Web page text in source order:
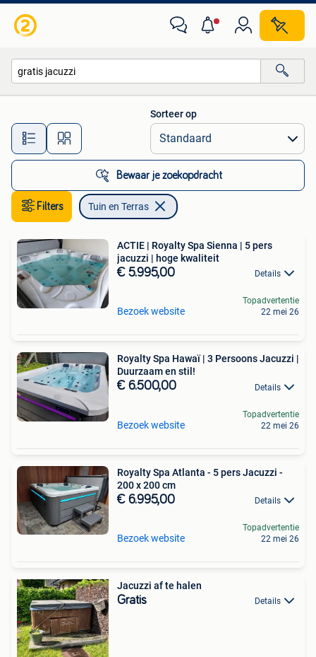
Alle afstanden…
Sorteer op
Bewaar je zoekopdracht
Filters Tuin en Terras
ACTIE | Royalty Spa Sienna | 5 pers
jacuzzi | hoge kwaliteit
€ 5.995,00 Details
Bezoek website
Topadvertentie
22 mei 26
Royalty Spa Hawaï | 3 Persoons Jacuzzi |
Duurzaam en stil!
€ 6.500,00 Details
Bezoek website
Topadvertentie
22 mei 26
Royalty Spa Atlanta - 5 pers Jacuzzi -
200 x 200 cm
€ 6.995,00 Details
Bezoek website
Topadvertentie
22 mei 26
Jacuzzi af te halen
Gratis Details